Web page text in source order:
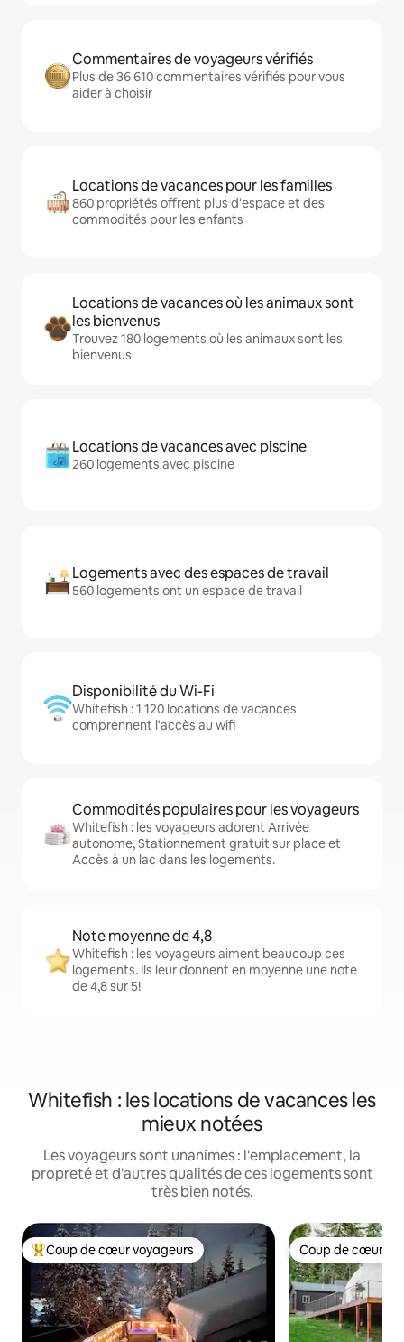
Commentaires de voyageurs vérifiés
Plus de 36 610 commentaires vérifiés pour vous
aider à choisir
Locations de vacances pour les familles
860 propriétés offrent plus d'espace et des
commodités pour les enfants
Locations de vacances où les animaux sont
les bienvenus
Trouvez 180 logements où les animaux sont les
bienvenus
Locations de vacances avec piscine
260 logements avec piscine
Logements avec des espaces de travail
560 logements ont un espace de travail
Disponibilité du Wi-Fi
Whitefish : 1 120 locations de vacances
comprennent l'accès au wifi
Commodités populaires pour les voyageurs
Whitefish : les voyageurs adorent Arrivée
autonome, Stationnement gratuit sur place et
Accès à un lac dans les logements.
Note moyenne de 4,8
Whitefish : les voyageurs aiment beaucoup ces
logements. Ils leur donnent en moyenne une note
de 4,8 sur 5!
Whitefish : les locations de vacances les
mieux notées
Les voyageurs sont unanimes : l'emplacement, la
propreté et d'autres qualités de ces logements sont
très bien notés.
Coup de cœur voyageurs parmi les plus aimés
Coup de cœur voyageurs Coup de cœur
Coup de cœur